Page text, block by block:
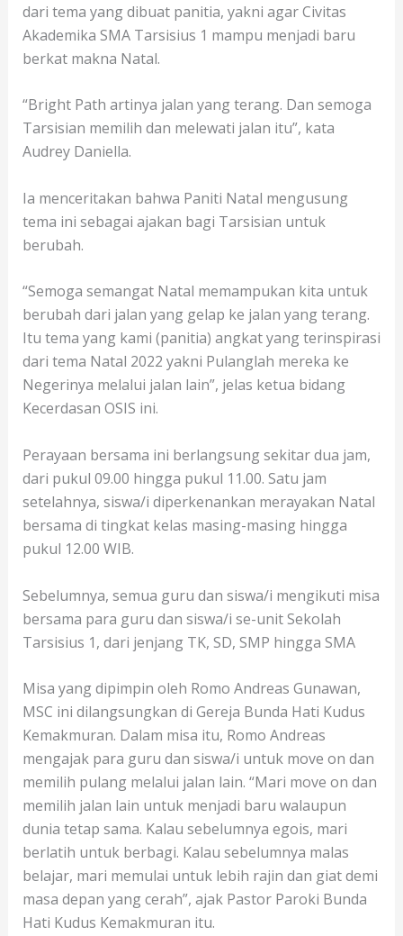
dari tema yang dibuat panitia, yakni agar Civitas
Akademika SMA Tarsisius 1 mampu menjadi baru
berkat makna Natal.
“Bright Path artinya jalan yang terang. Dan semoga
Tarsisian memilih dan melewati jalan itu”, kata
Audrey Daniella.
Ia menceritakan bahwa Paniti Natal mengusung
tema ini sebagai ajakan bagi Tarsisian untuk
berubah.
“Semoga semangat Natal memampukan kita untuk
berubah dari jalan yang gelap ke jalan yang terang.
Itu tema yang kami (panitia) angkat yang terinspirasi
dari tema Natal 2022 yakni Pulanglah mereka ke
Negerinya melalui jalan lain”, jelas ketua bidang
Kecerdasan OSIS ini.
Perayaan bersama ini berlangsung sekitar dua jam,
dari pukul 09.00 hingga pukul 11.00. Satu jam
setelahnya, siswa/i diperkenankan merayakan Natal
bersama di tingkat kelas masing-masing hingga
pukul 12.00 WIB.
Sebelumnya, semua guru dan siswa/i mengikuti misa
bersama para guru dan siswa/i se-unit Sekolah
Tarsisius 1, dari jenjang TK, SD, SMP hingga SMA
Misa yang dipimpin oleh Romo Andreas Gunawan,
MSC ini dilangsungkan di Gereja Bunda Hati Kudus
Kemakmuran. Dalam misa itu, Romo Andreas
mengajak para guru dan siswa/i untuk move on dan
memilih pulang melalui jalan lain. “Mari move on dan
memilih jalan lain untuk menjadi baru walaupun
dunia tetap sama. Kalau sebelumnya egois, mari
berlatih untuk berbagi. Kalau sebelumnya malas
belajar, mari memulai untuk lebih rajin dan giat demi
masa depan yang cerah”, ajak Pastor Paroki Bunda
Hati Kudus Kemakmuran itu.